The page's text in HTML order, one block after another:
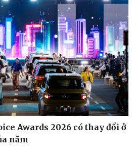
Awards 2026 có thay đổi ở
năm